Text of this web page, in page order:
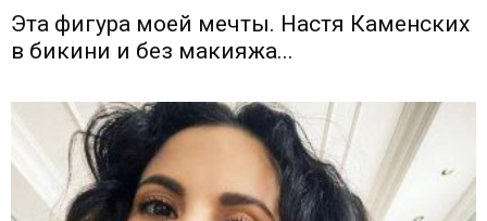
Эта фигура моей мечты. Настя Каменских
в бикини и без макияжа...